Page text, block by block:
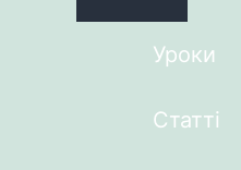
Уроки
Статті